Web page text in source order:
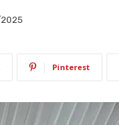
Pinterest